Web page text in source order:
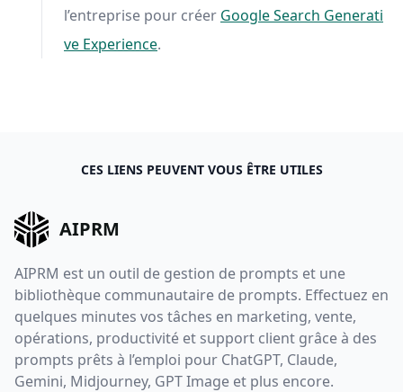
l’entreprise pour créer Google Search Generati
ve Experience.
CES LIENS PEUVENT VOUS ÊTRE UTILES
AIPRM
AIPRM est un outil de gestion de prompts et une
bibliothèque communautaire de prompts. Effectuez en
quelques minutes vos tâches en marketing, vente,
opérations, productivité et support client grâce à des
prompts prêts à l’emploi pour ChatGPT, Claude,
Gemini, Midjourney, GPT Image et plus encore.